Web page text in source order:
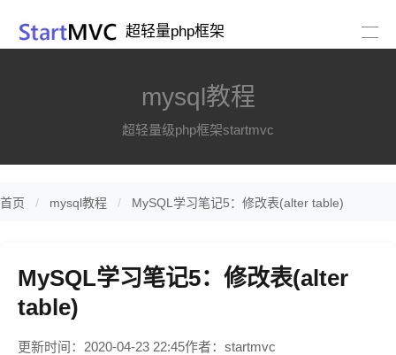
超轻量php框架
mysql教程
超轻量级php框架startmvc
首页 mysql教程 MySQL学习笔记5：修改表(alter table)
MySQL学习笔记5：修改表(alter
table)
更新时间：2020-04-23 22:45作者：startmvc